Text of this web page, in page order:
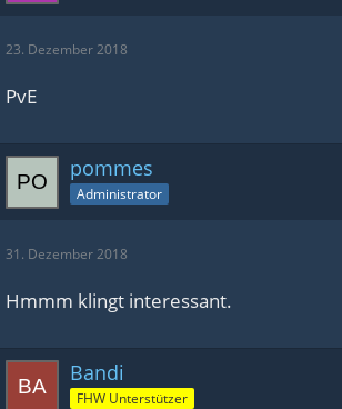
23. Dezember 2018
PvE
pommes
Administrator
31. Dezember 2018
Hmmm klingt interessant.
Bandi
FHW Unterstützer